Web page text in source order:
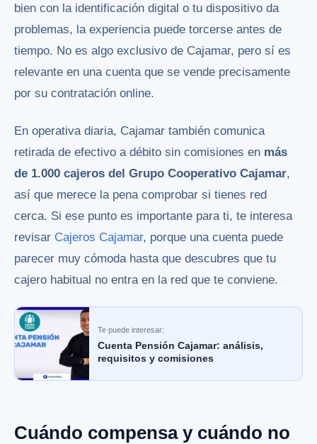
bien con la identificación digital o tu dispositivo da
problemas, la experiencia puede torcerse antes de
tiempo. No es algo exclusivo de Cajamar, pero sí es
relevante en una cuenta que se vende precisamente
por su contratación online.
En operativa diaria, Cajamar también comunica
retirada de efectivo a débito sin comisiones en más
de 1.000 cajeros del Grupo Cooperativo Cajamar,
así que merece la pena comprobar si tienes red
cerca. Si ese punto es importante para ti, te interesa
revisar Cajeros Cajamar, porque una cuenta puede
parecer muy cómoda hasta que descubres que tu
cajero habitual no entra en la red que te conviene.
Te puede interesar:
Cuenta Pensión Cajamar: análisis,
requisitos y comisiones
Cuándo compensa y cuándo no